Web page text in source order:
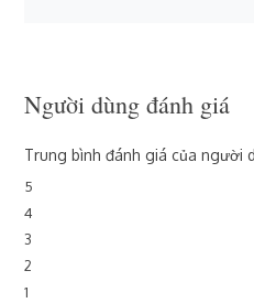
Người dùng đánh giá
Trung bình đánh giá của người
5
4
3
2
1